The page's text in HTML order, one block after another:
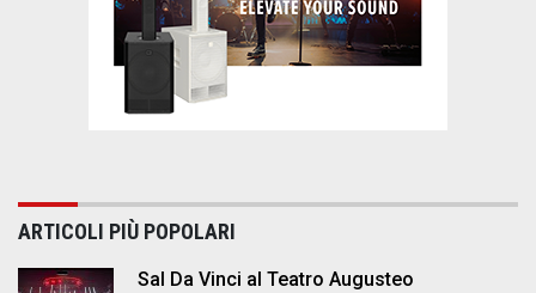
ARTICOLI PIÙ POPOLARI
Sal Da Vinci al Teatro Augusteo